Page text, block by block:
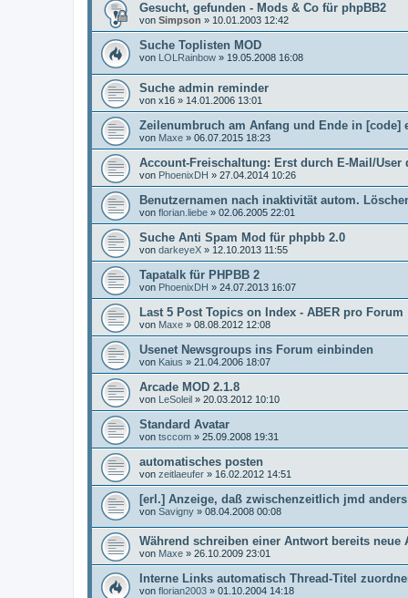
Gesucht, gefunden - Mods & Co für phpBB2
von Simpson » 10.01.2003 12:42
Suche Toplisten MOD
von LOLRainbow » 19.05.2008 16:08
Suche admin reminder
von x16 » 14.01.2006 13:01
Zeilenumbruch am Anfang und Ende in [code]
von Maxe » 06.07.2015 18:23
Account-Freischaltung: Erst durch E-Mail/User
von PhoenixDH » 27.04.2014 10:26
Benutzernamen nach inaktivität autom.
von florian.liebe » 02.06.2005 22:01
Suche Anti Spam Mod für phpbb 2.0
von darkeyeX » 12.10.2013 11:55
Tapatalk für PHPBB 2
von PhoenixDH » 24.07.2013 16:07
Last 5 Post Topics on Index - ABER pro Forum
von Maxe » 08.08.2012 12:08
Usenet Newsgroups ins Forum einbinden
von Kaius » 21.04.2006 18:07
Arcade MOD 2.1.8
von LeSoleil » 20.03.2012 10:10
Standard Avatar
von tsccom » 25.09.2008 19:31
automatisches posten
von zeitlaeufer » 16.02.2012 14:51
[erl.] Anzeige, daß zwischenzeitlich jmd
von Savigny » 08.04.2008 00:08
Während schreiben einer Antwort bereits neue
von Maxe » 26.10.2009 23:01
Interne Links automatisch Thread-Titel
von florian2003 » 01.10.2004 14:18